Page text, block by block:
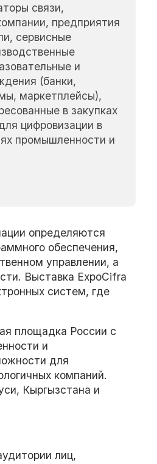
связи,
предприятия
сервисные
и
(банки,
маркетплейсы),
в закупках
цифровизации в
промышленности и
определяются
обеспечения,
управлении, а
Выставка ExpoCifra
систем, где
площадка России с
и
для
компаний.
Кыргызстана и
лиц,